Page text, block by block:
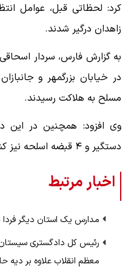
کرد: لحظاتی قبل، عوامل
زاهدان درگیر شدند.
به گزارش فارس، سردار
مسلح به هلاکت رسیدند.
وی افزود: همچنین در این
دستگیر و ۴ قبضه اسلحه نیز کشف شد.
اخبار مرتبط
مدارس یک استان دیگر فردا یکشنبه 30
رئیس کل دادگستری سیستان
معظم انقلاب علاوه بر دیه